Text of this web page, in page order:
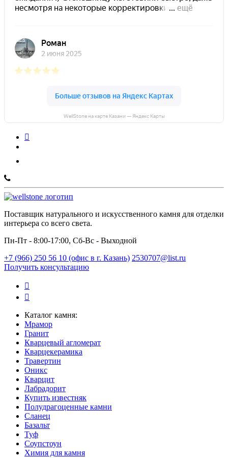
WellStone на карте Казани — Яндекс Карты
Поставщик натурального и искусственного камня для отделки
интерьера со всего света.
Пн-Пт - 8:00-17:00, Сб-Вс - Выходной
+7 (966) 250 56 10 (офис в г. Казань) 2530707@list.ru
Получить консультацию
Каталог камня:
Мрамор
Гранит
Кварцевый агломерат
Кварцекерамика
Травертин
Оникс
Кварцит
Лабрадорит
Купить известняк
Полудрагоценные камни
Сланец
Базальт
Туф
Соупстоун
Химия для камня